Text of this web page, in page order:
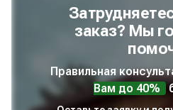
заказ? Мы
Правильная
Вам до 40%